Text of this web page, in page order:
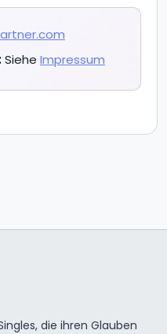
Siehe Impressum
die ihren Glauben